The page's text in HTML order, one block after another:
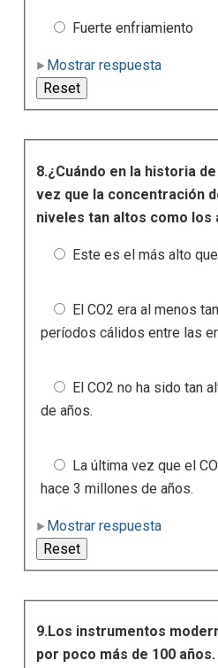
Fuerte enfriamiento
Mostrar respuesta
8.¿Cuándo en la historia
vez que la concentración
niveles tan altos como los
Este es el más alto
El CO2 era al menos
períodos cálidos entre las
El CO2 no ha sido tan
de años.
La última vez que el
hace 3 millones de años.
Mostrar respuesta
9.Los instrumentos
por poco más de 100